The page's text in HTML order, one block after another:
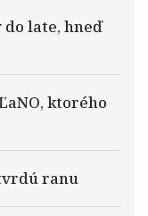
late, hneď
ktorého
ranu